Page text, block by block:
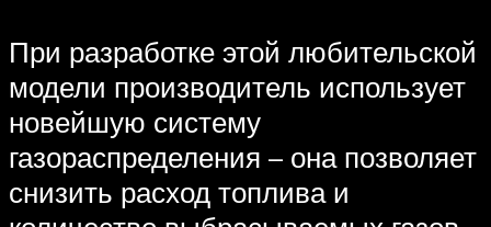
При разработке этой любительской
модели производитель использует
новейшую систему
газораспределения – она позволяет
снизить расход топлива и